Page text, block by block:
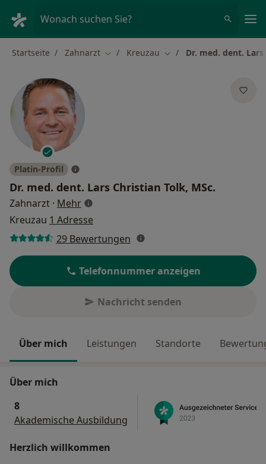
Wonach suchen Sie?
Startseite Zahnarzt Stadt ändern
Kreuzau Stadt ändern
Dr. med. dent.
Platin-Profil
Dr. med. dent. Lars Christian Tolk, MSc.
Zahnarzt · Mehrüber Spezialisierungen
Kreuzau 1 Adresse
29 Bewertungen
Telefonnummer anzeigen
Nachricht senden
Über mich Leistungen Standorte
Über mich
8
Akademische Ausbildung
Herzlich willkommen